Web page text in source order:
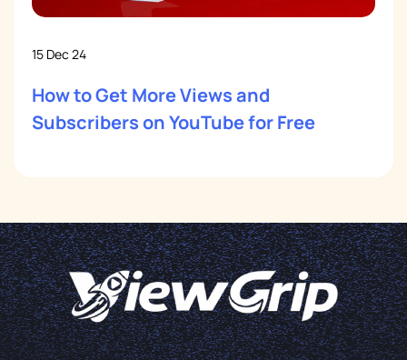
15 Dec 24
How to Get More Views and
Subscribers on YouTube for Free